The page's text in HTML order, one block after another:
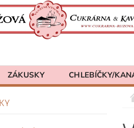
ZÁKUSKY CHLEBÍČKY/